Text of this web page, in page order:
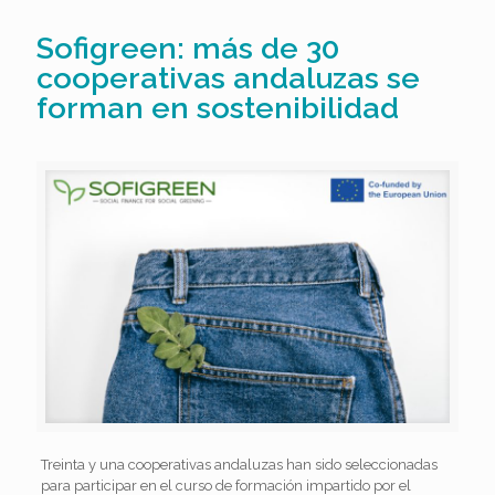
Sofigreen: más de 30
cooperativas andaluzas se
forman en sostenibilidad
Treinta y una cooperativas andaluzas han sido seleccionadas
para participar en el curso de formación impartido por el